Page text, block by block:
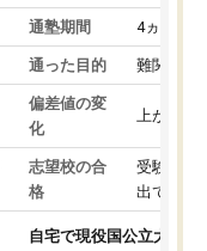
通塾期間 4ヵ月～1
通った目的 難関私立
偏差値の変
化
上がった
志望校の合
格
受験して
出ていな
自宅で現役国公立大学生